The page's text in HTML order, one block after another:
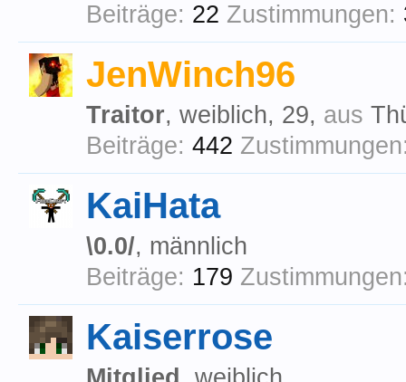
Beiträge: 22 Zustimmungen:
JenWinch96
Traitor, weiblich, 29, aus
Beiträge: 442
KaiHata
\0.0/, männlich
Beiträge: 179
Kaiserrose